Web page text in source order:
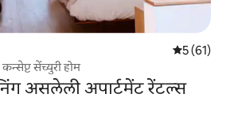
5 पैकी 5
5 (61)
सेंच्युरी होम
असलेली अपार्टमेंट रेंटल्स